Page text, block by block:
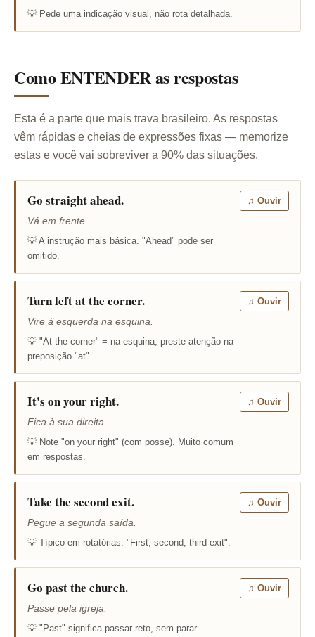
💡 Pede uma indicação visual, não rota detalhada.
Como ENTENDER as respostas
Esta é a parte que mais trava brasileiro. As respostas
vêm rápidas e cheias de expressões fixas — memorize
estas e você vai sobreviver a 90% das situações.
Go straight ahead.
Vá em frente.
💡 A instrução mais básica. "Ahead" pode ser
omitido.
♫ Ouvir
Turn left at the corner.
Vire à esquerda na esquina.
💡 "At the corner" = na esquina; preste atenção na
preposição "at".
♫ Ouvir
It's on your right.
Fica à sua direita.
💡 Note "on your right" (com posse). Muito comum
em respostas.
♫ Ouvir
Take the second exit.
Pegue a segunda saída.
💡 Típico em rotatórias. "First, second, third exit".
♫ Ouvir
Go past the church.
Passe pela igreja.
💡 "Past" significa passar reto, sem parar.
♫ Ouvir